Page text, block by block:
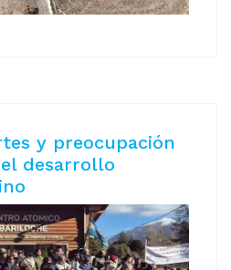
y preocupación
desarrollo